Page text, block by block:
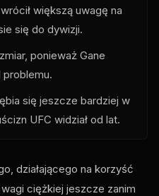
większą uwagę na
się do dywizji.
ponieważ Gane
problemu.
się jeszcze bardziej w
UFC widział od lat.
działającego na korzyść
ciężkiej jeszcze zanim